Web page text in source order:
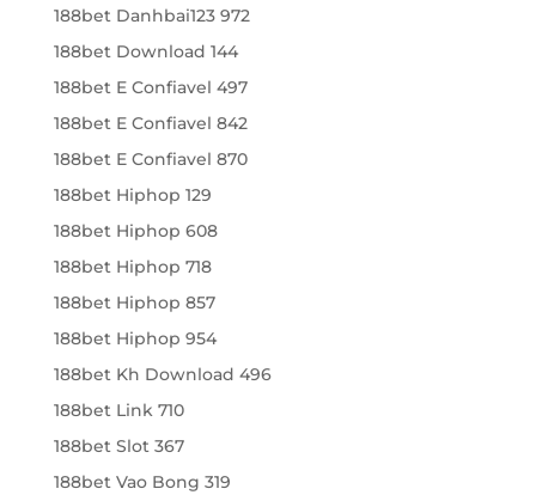
188bet Danhbai123 972
188bet Download 144
188bet E Confiavel 497
188bet E Confiavel 842
188bet E Confiavel 870
188bet Hiphop 129
188bet Hiphop 608
188bet Hiphop 718
188bet Hiphop 857
188bet Hiphop 954
188bet Kh Download 496
188bet Link 710
188bet Slot 367
188bet Vao Bong 319